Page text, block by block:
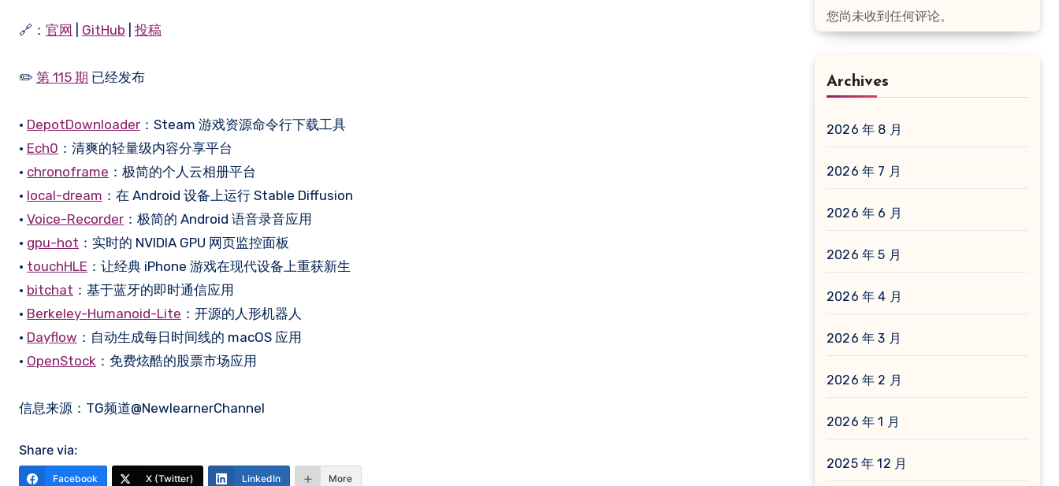
🔗： 官网 GitHub 投稿
✏️ 第 115 期 已经发布
• DepotDownloader ：Steam 游戏资源命令行下载工具
• Ech0 ：清爽的轻量级内容分享平台
• chronoframe ：极简的个人云相册平台
• local-dream ：在 Android 设备上运行 Stable Diffusion
• Voice-Recorder ：极简的 Android 语音录音应用
• gpu-hot ：实时的 NVIDIA GPU 网页监控面板
• touchHLE ：让经典 iPhone 游戏在现代设备上重获新生
• bitchat ：基于蓝牙的即时通信应用
• Berkeley-Humanoid-Lite ：开源的人形机器人
• Dayflow ：自动生成每日时间线的 macOS 应用
• OpenStock ：免费炫酷的股票市场应用
信息来源：TG频道@NewlearnerChannel
Share via:
Facebook X (Twitter) LinkedIn More
您尚未收到任何评论。
Archives
2026 年 8 月
2026 年 7 月
2026 年 6 月
2026 年 5 月
2026 年 4 月
2026 年 3 月
2026 年 2 月
2026 年 1 月
2025 年 12 月